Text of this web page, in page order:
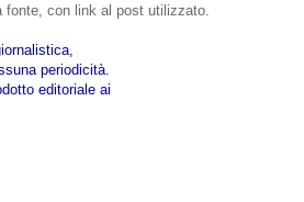
fonte, con link al post utilizzato.
periodicità.
editoriale ai